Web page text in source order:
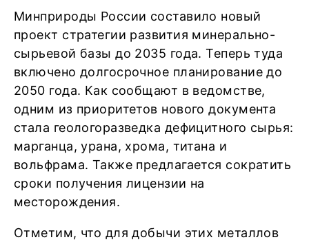
Минприроды России составило новый
проект стратегии развития минерально-
сырьевой базы до 2035 года. Теперь туда
включено долгосрочное планирование до
2050 года. Как сообщают в ведомстве,
одним из приоритетов нового документа
стала геологоразведка дефицитного сырья:
марганца, урана, хрома, титана и
вольфрама. Также предлагается сократить
сроки получения лицензии на
месторождения.
Отметим, что для добычи этих металлов